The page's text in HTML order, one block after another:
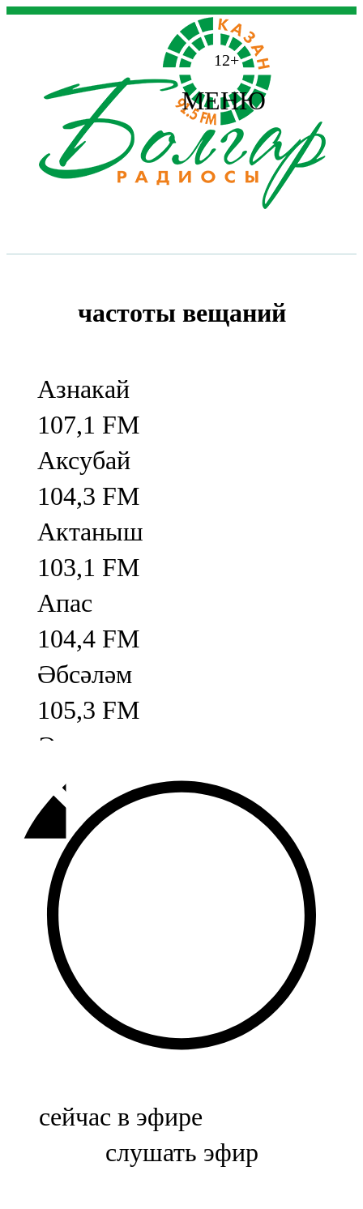
12+
МЕНЮ
частоты вещаний
Азнакай
107,1 FM
Аксубай
104,3 FM
Актаныш
103,1 FM
Апас
104,4 FM
Әбсәләм
105,3 FM
Әлмәт
92,9 FM
Базарлы матак
107,1 FM
Балык бистәсе
104,9 FM
Баулы
107,5 FM
Биләр
Болгар
сейчас в эфире
слушать эфир